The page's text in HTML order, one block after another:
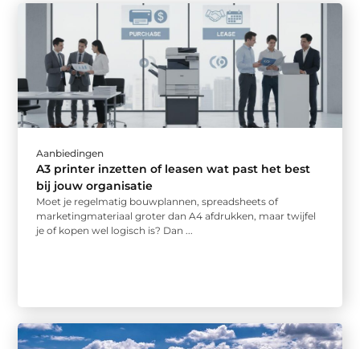
Aanbiedingen
A3 printer inzetten of leasen wat past het best
bij jouw organisatie
Moet je regelmatig bouwplannen, spreadsheets of
marketingmateriaal groter dan A4 afdrukken, maar twijfel
je of kopen wel logisch is? Dan ...